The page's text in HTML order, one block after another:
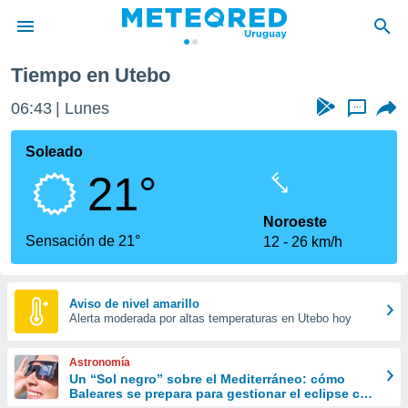
de
ha
calidad.
a este
las
y
forma
digital
basada
Tiempo en Utebo
06:43 Lunes ...
Soleado
21°
Sensación de 21°
Noroeste
12
26 km/h
Aviso de nivel amarillo
Alerta moderada por altas temperaturas en Utebo hoy
Astronomía
Un “Sol negro” sobre el Mediterráneo: cómo
Baleares se prepara para gestionar el eclipse con